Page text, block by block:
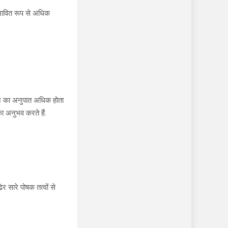
रूप से अधिक
अनुपात अधिक होता
अनुभव करते हैं.
सारे पोषक तत्वों से